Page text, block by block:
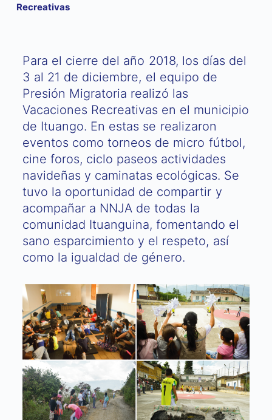
Recreativas
Para el cierre del año 2018, los días del
3 al 21 de diciembre, el equipo de
Presión Migratoria realizó las
Vacaciones Recreativas en el municipio
de Ituango. En estas se realizaron
eventos como torneos de micro fútbol,
cine foros, ciclo paseos actividades
navideñas y caminatas ecológicas. Se
tuvo la oportunidad de compartir y
acompañar a NNJA de todas la
comunidad Ituanguina, fomentando el
sano esparcimiento y el respeto, así
como la igualdad de género.